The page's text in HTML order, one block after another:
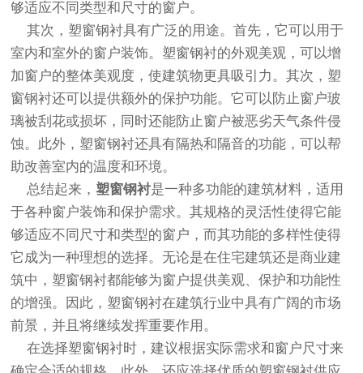
够适应不同类型和尺寸的窗户。
其次，塑窗钢衬具有广泛的用途。首先，它可以用于
室内和室外的窗户装饰。塑窗钢衬的外观美观，可以增
加窗户的整体美观度，使建筑物更具吸引力。其次，塑
窗钢衬还可以提供额外的保护功能。它可以防止窗户玻
璃被刮花或损坏，同时还能防止窗户被恶劣天气条件侵
蚀。此外，塑窗钢衬还具有隔热和隔音的功能，可以帮
助改善室内的温度和环境。
总结起来，塑窗钢衬是一种多功能的建筑材料，适用
于各种窗户装饰和保护需求。其规格的灵活性使得它能
够适应不同尺寸和类型的窗户，而其功能的多样性使得
它成为一种理想的选择。无论是在住宅建筑还是商业建
筑中，塑窗钢衬都能够为窗户提供美观、保护和功能性
的增强。因此，塑窗钢衬在建筑行业中具有广阔的市场
前景，并且将继续发挥重要作用。
在选择塑窗钢衬时，建议根据实际需求和窗户尺寸来